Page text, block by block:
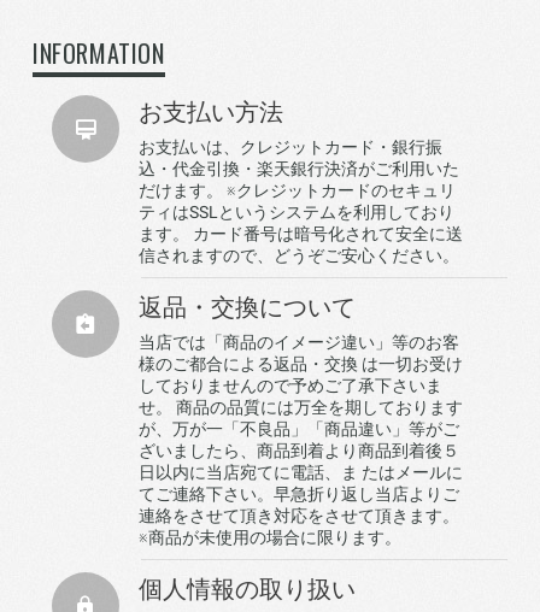
INFORMATION
お支払い方法
お支払いは、クレジットカード・銀行振
込・代金引換・楽天銀行決済がご利用いた
だけます。 ※クレジットカードのセキュリ
ティはSSLというシステムを利用しており
ます。 カード番号は暗号化されて安全に送
信されますので、どうぞご安心ください。
返品・交換について
当店では「商品のイメージ違い」等のお客
様のご都合による返品・交換 は一切お受け
しておりませんので予めご了承下さいま
せ。 商品の品質には万全を期しております
が、万が一「不良品」「商品違い」等がご
ざいましたら、商品到着より商品到着後５
日以内に当店宛てに電話、ま たはメールに
てご連絡下さい。早急折り返し当店よりご
連絡をさせて頂き対応をさせて頂きます。
※商品が未使用の場合に限ります。
個人情報の取り扱い